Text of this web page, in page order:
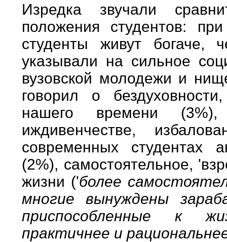
Изредка звучали
положения студентов:
студенты живут
указывали на сильное
вузовской молодежи и
говорил о
нашего времени (3%),
иждивенчестве,
современных студентах
(2%), самостоятельное,
жизни ('более
многие вынуждены
приспособленные к
практичнее и